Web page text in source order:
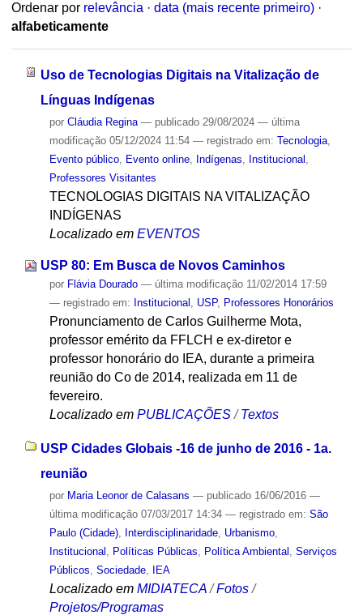
Ordenar por relevância · data (mais recente primeiro) ·
alfabeticamente
Uso de Tecnologias Digitais na Vitalização de
Línguas Indígenas
por Cláudia Regina — publicado29/08/2024 — última
modificação05/12/2024 11:54 — registrado em: Tecnologia,
Evento público, Evento online, Indígenas Institucional
Professores Visitantes
TECNOLOGIAS DIGITAIS NA VITALIZAÇÃO
INDÍGENAS
Localizado em EVENTOS
USP 80: Em Busca de Novos Caminhos
por Flávia Dourado — última modificação11/02/2014 17:59
— registrado em: Institucional USP, Professores Honorários
Pronunciamento de Carlos Guilherme Mota,
professor emérito da FFLCH e ex-diretor e
professor honorário do IEA, durante a primeira
reunião do Co de 2014, realizada em 11 de
fevereiro.
Localizado em PUBLICAÇÕES /Textos
USP Cidades Globais -16 de junho de 2016 - 1a.
reunião
por Maria Leonor de Calasans — publicado16/06/2016 —
última modificação07/03/2017 14:34 — registrado em: São
Paulo (Cidade), Interdisciplinaridade, Urbanismo,
Institucional , Políticas Públicas, Política Ambiental , Serviços
Públicos, Sociedade, IEA
Localizado em MIDIATECA /Fotos /
Projetos/Programas